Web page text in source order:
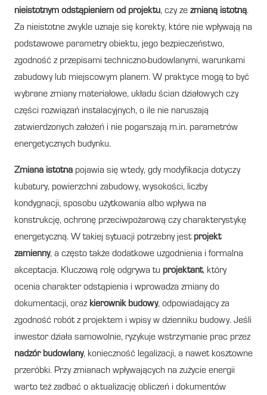
nieistotnym odstąpieniem od projektu, czy ze zmianą istotną.
Za nieistotne zwykle uznaje się korekty, które nie wpływają na
podstawowe parametry obiektu, jego bezpieczeństwo,
zgodność z przepisami techniczno-budowlanymi, warunkami
zabudowy lub miejscowym planem. W praktyce mogą to być
wybrane zmiany materiałowe, układu ścian działowych czy
części rozwiązań instalacyjnych, o ile nie naruszają
zatwierdzonych założeń i nie pogarszają m.in. parametrów
energetycznych budynku.
Zmiana istotna pojawia się wtedy, gdy modyfikacja dotyczy
kubatury, powierzchni zabudowy, wysokości, liczby
kondygnacji, sposobu użytkowania albo wpływa na
konstrukcję, ochronę przeciwpożarową czy charakterystykę
energetyczną. W takiej sytuacji potrzebny jest projekt
zamienny, a często także dodatkowe uzgodnienia i formalna
akceptacja. Kluczową rolę odgrywa tu projektant, który
ocenia charakter odstąpienia i wprowadza zmiany do
dokumentacji, oraz kierownik budowy, odpowiadający za
zgodność robót z projektem i wpisy w dzienniku budowy. Jeśli
inwestor działa samowolnie, ryzykuje wstrzymanie prac przez
nadzór budowlany, konieczność legalizacji, a nawet kosztowne
przeróbki. Przy zmianach wpływających na zużycie energii
warto też zadbać o aktualizację obliczeń i dokumentów